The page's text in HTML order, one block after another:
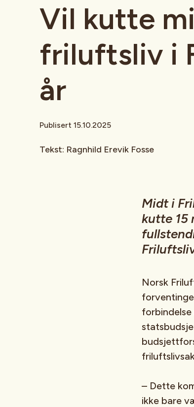
Vil kutte
friluftsliv i
år
Publisert 15.10.2025
Tekst: Ragnhild Erevik Fosse
Midt i
kutte 15
Norsk
– Dette
ikke bare